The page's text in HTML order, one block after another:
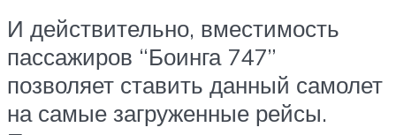
И действительно, вместимость
пассажиров “Боинга 747”
позволяет ставить данный самолет
на самые загруженные рейсы.